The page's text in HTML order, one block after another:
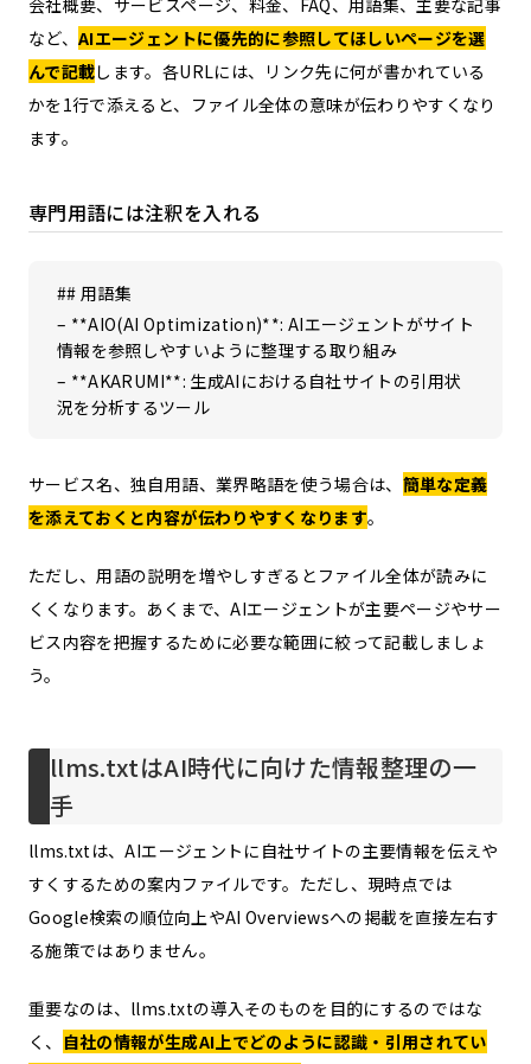
会社概要、サービスページ、料金、FAQ、用語集、主要な記事
など、AIエージェントに優先的に参照してほしいページを選
んで記載します。各URLには、リンク先に何が書かれている
かを1行で添えると、ファイル全体の意味が伝わりやすくなり
ます。
専門用語には注釈を入れる
## 用語集
– **AIO(AI Optimization)**: AIエージェントがサイト
情報を参照しやすいように整理する取り組み
– **AKARUMI**: 生成AIにおける自社サイトの引用状
況を分析するツール
サービス名、独自用語、業界略語を使う場合は、 簡単な定義
を添えておくと内容が伝わりやすくなります。
ただし、用語の説明を増やしすぎるとファイル全体が読みに
くくなります。あくまで、AIエージェントが主要ページやサー
ビス内容を把握するために必要な範囲に絞って記載しましょ
う。
llms.txtはAI時代に向けた情報整理の一
手
llms.txtは、AIエージェントに自社サイトの主要情報を伝えや
すくするための案内ファイルです。ただし、現時点では
Google検索の順位向上やAI Overviewsへの掲載を直接左右す
る施策ではありません。
重要なのは、llms.txtの導入そのものを目的にするのではな
く、 自社の情報が生成AI上でどのように認識・引用されてい